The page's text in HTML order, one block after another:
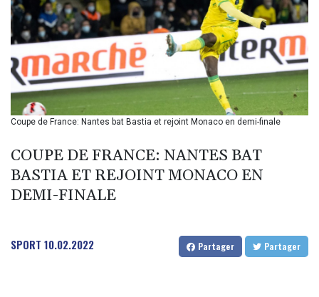
BIF 2985.970817
BMD 1
BND 1.277984
BOB 11.853211
BRL 5.083898
BSD 0.997309
BTN 94.901089
BWP 13.461555
BZD 2.005779
CAD 1.39606
CLF 0.023198
CLP 913.000141
Coupe de France: Nantes bat Bastia et rejoint Monaco en demi-finale
COUPE DE FRANCE: NANTES BAT
BASTIA ET REJOINT MONACO EN
DEMI-FINALE
SPORT 10.02.2022 Partager Partager